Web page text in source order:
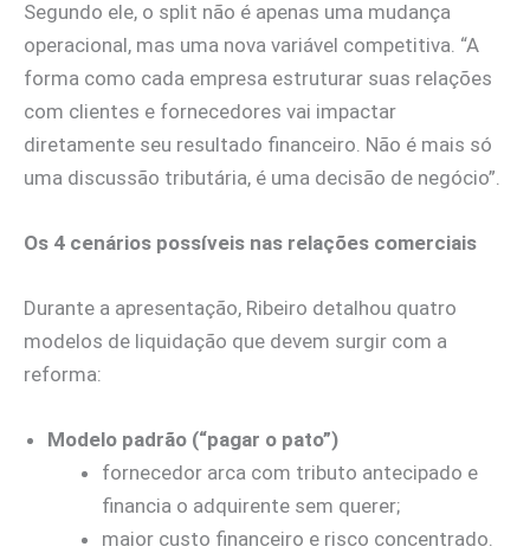
Segundo ele, o split não é apenas uma mudança
operacional, mas uma nova variável competitiva. “A
forma como cada empresa estruturar suas relações
com clientes e fornecedores vai impactar
diretamente seu resultado financeiro. Não é mais só
uma discussão tributária, é uma decisão de negócio”.
Os 4 cenários possíveis nas relações comerciais
Durante a apresentação, Ribeiro detalhou quatro
modelos de liquidação que devem surgir com a
reforma:
Modelo padrão (“pagar o pato”)
fornecedor arca com tributo antecipado e
financia o adquirente sem querer;
maior custo financeiro e risco concentrado.